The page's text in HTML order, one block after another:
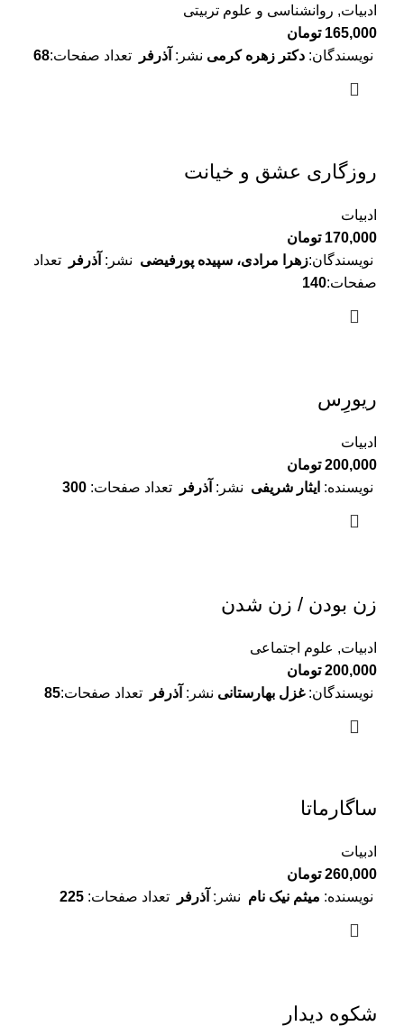
ادبیات, روانشناسی و علوم تربیتی
165,000 تومان
نویسندگان: دکتر زهره کرمی نشر: آذرفر تعداد صفحات:68
روزگاری عشق و خیانت
ادبیات
170,000 تومان
نویسندگان:زهرا مرادی، سپیده پورفیضی نشر: آذرفر
تعداد
صفحات:140
ریورِس
ادبیات
200,000 تومان
نویسنده: ایثار شریفی نشر: آذرفر تعداد صفحات: 300
زن بودن / زن شدن
ادبیات, علوم اجتماعی
200,000 تومان
نویسندگان:غزل بهارستانی نشر: آذرفر تعداد صفحات:85
ساگارماتا
ادبیات
260,000 تومان
نویسنده: میثم نیک نام نشر: آذرفر تعداد صفحات: 225
شکوه دیدار